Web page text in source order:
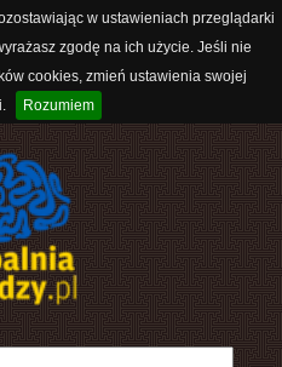
w ustawieniach przeglądarki
zgodę na ich użycie. Jeśli nie
cookies, zmień ustawienia swojej
Rozumiem